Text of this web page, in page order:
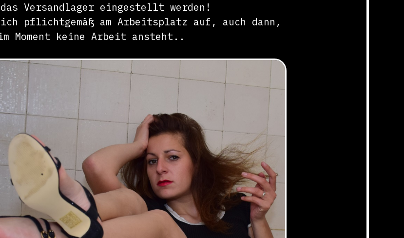
Versandlager eingestellt werden!
pflichtgemäß am Arbeitsplatz auf, auch dann,
Moment keine Arbeit ansteht..